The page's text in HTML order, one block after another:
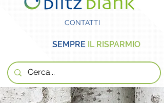
CONTATTI
SEMPRE IL RISPARMIO